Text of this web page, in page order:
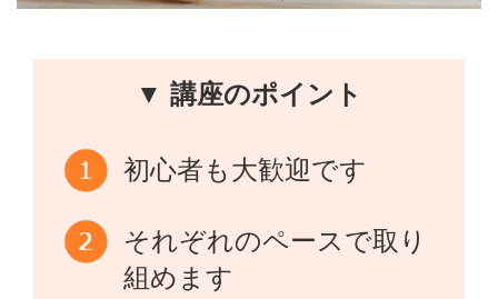
▼ 講座のポイント
初心者も大歓迎です
それぞれのペースで取り
組めます